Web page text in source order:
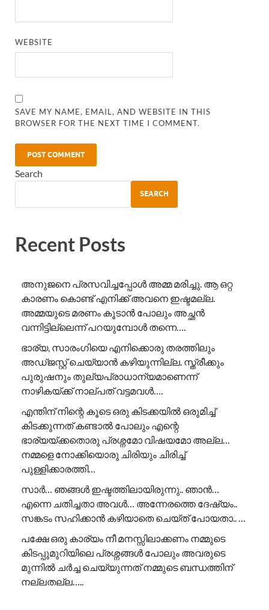
WEBSITE
SAVE MY NAME, EMAIL, AND WEBSITE IN THIS
BROWSER FOR THE NEXT TIME I COMMENT.
Search
SEARCH
Recent Posts
അനുജനെ പ്രസവിച്ചപ്പോൾ അമ്മ മരിച്ചു. ആ ഒറ്റ
കാരണം കൊണ്ട് എനിക്ക് അവനെ ഇഷ്ടമല്ല.
അമ്മയുടെ മരണം കൂടാൻ പോലും അച്ഛൻ
വന്നിട്ടില്ലെന്ന് പറയുമ്പോൾ തന്നെ….
ഭാര്യ, സാരംഗിയെ എനിക്കൊരു തരത്തിലും
അഡ്ജസ്റ്റ് ചെയ്യാൻ കഴിയുന്നില്ല. സ്ത്രീക്കും
പുരുഷനും തുല്യപ്രാധാന്യമാണെന്ന്
നാഴികയ്ക്ക് നാല്പത് വട്ടമവൾ….
എന്തിന് നിന്റെ കൂടെ ഒരു കിടക്കയിൽ ഒരുമിച്ച്
കിടക്കുന്നത് കണ്ടാൽ പോലും എന്റെ
ഭാര്യയ്ക്കതൊരു പ്രശ്നമോ വിഷയമോ അല്ല…
നമ്മളെ നോക്കിയൊരു ചിരിയും ചിരിച്ച്
പുള്ളിക്കാരത്തി…
സാർ… ഞങ്ങൾ ഇഷ്ടത്തിലായിരുന്നു.. ഞാൻ…
എന്നെ ചതിച്ചതാ അവൾ… അന്നേരത്തെ ദേഷ്യം..
സങ്കടം സഹിക്കാൻ കഴിയാതെ ചെയ്ത് പോയതാ.. …
പക്ഷേ ഒരു കാര്യം നീ മനസ്സിലാക്കണം നമ്മുടെ
കിടപ്പുമുറിയിലെ പ്രശ്നങ്ങൾ പോലും അവരുടെ
മുന്നിൽ ചർച്ച ചെയ്യുന്നത് നമ്മുടെ ബന്ധത്തിന്
നല്ലതല്ല…..